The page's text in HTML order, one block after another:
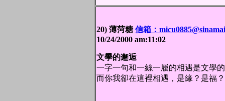
20) 薄菏糖 信箱：
10/24/2000 am:11:02
文學的邂逅
一字一句和一絲一履的相遇是文學
而你我卻在這裡相遇，是緣？是福